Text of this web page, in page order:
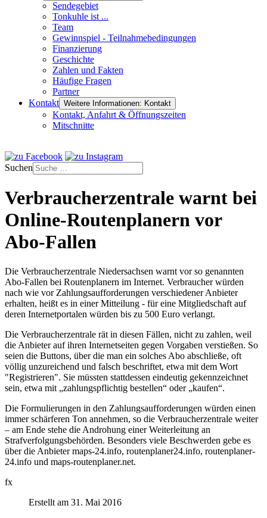
Sendegebiet
Tonkuhle ist ...
Team
Gewinnspiel - Teilnahmebedingungen
Finanzierung
Geschichte
Zahlen und Fakten
Häufige Fragen
Partner
Kontakt Weitere Informationen: Kontakt
Kontakt, Anfahrt & Öffnungszeiten
Mitschnitte
Suchen
Verbraucherzentrale warnt bei
Online-Routenplanern vor
Abo-Fallen
Die Verbraucherzentrale Niedersachsen warnt vor so genannten
Abo-Fallen bei Routenplanern im Internet. Verbraucher würden
nach wie vor Zahlungsaufforderungen verschiedener Anbieter
erhalten, heißt es in einer Mitteilung - für eine Mitgliedschaft auf
deren Internetportalen würden bis zu 500 Euro verlangt.
Die Verbraucherzentrale rät in diesen Fällen, nicht zu zahlen, weil
die Anbieter auf ihren Internetseiten gegen Vorgaben verstießen. So
seien die Buttons, über die man ein solches Abo abschließe, oft
völlig unzureichend und falsch beschriftet, etwa mit dem Wort
"Registrieren". Sie müssten stattdessen eindeutig gekennzeichnet
sein, etwa mit „zahlungspflichtig bestellen“ oder „kaufen“.
Die Formulierungen in den Zahlungsaufforderungen würden einen
immer schärferen Ton annehmen, so die Verbraucherzentrale weiter
– am Ende stehe die Androhung einer Weiterleitung an
Strafverfolgungsbehörden. Besonders viele Beschwerden gebe es
über die Anbieter maps-24.info, routenplaner24.info, routenplaner-
24.info und maps-routenplaner.net.
fx
Erstellt am 31. Mai 2016